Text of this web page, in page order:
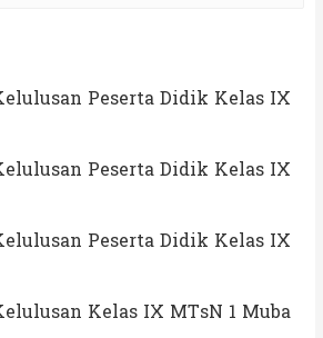
Peserta Didik Kelas IX
Peserta Didik Kelas IX
Peserta Didik Kelas IX
Kelas IX MTsN 1 Muba